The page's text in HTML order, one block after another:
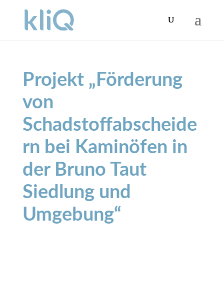
Projekt „Förderung
von
Schadstoffabscheide
rn bei Kaminöfen in
der Bruno Taut
Siedlung und
Umgebung“